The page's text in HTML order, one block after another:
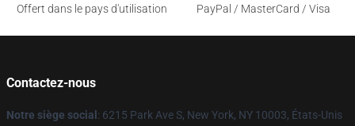
Offert dans le pays d'utilisation
PayPal / MasterCard / Visa
Contactez-nous
Notre siège social : 6215 Park Ave S, New York, NY 10003, États-Unis